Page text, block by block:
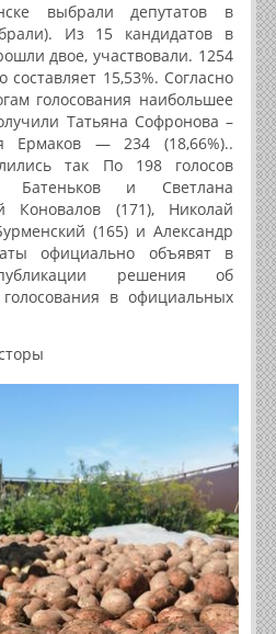
выбрали депутатов в
Из 15 кандидатов в
двое, участвовали. 1254
составляет 15,53%. Согласно
голосования наибольшее
Татьяна Софронова –
Ермаков — 234 (18,66%)..
так По 198 голосов
Батеньков и Светлана
Коновалов (171), Николай
(165) и Александр
официально объявят в
решения об
в официальных